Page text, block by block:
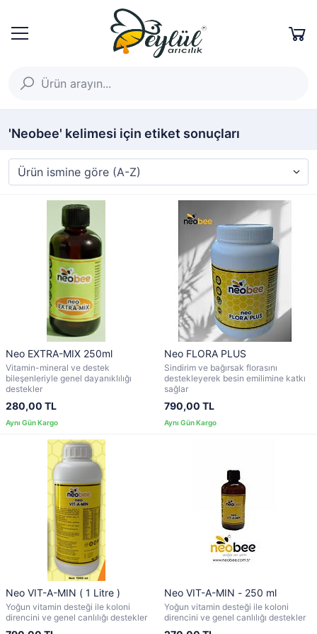
'Neobee' kelimesi için etiket sonuçları
Neo EXTRA-MIX 250ml
Vitamin-mineral ve destek
bileşenleriyle genel dayanıklılığı
destekler
280,00 TL
Neo FLORA PLUS
Sindirim ve bağırsak florasını
destekleyerek besin emilimine katkı
sağlar
790,00 TL
Neo VIT-A-MIN ( 1 Litre )
Yoğun vitamin desteği ile koloni
direncini ve genel canlılığı destekler
Neo VIT-A-MIN - 250 ml
Yoğun vitamin desteği ile koloni
direncini ve genel canlılığı destekler